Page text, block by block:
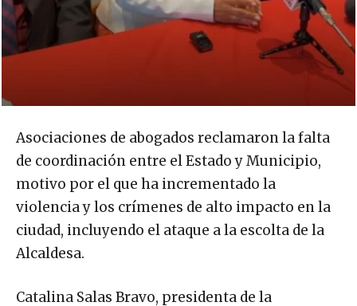
Asociaciones de abogados reclamaron la falta
de coordinación entre el Estado y Municipio,
motivo por el que ha incrementado la
violencia y los crímenes de alto impacto en la
ciudad, incluyendo el ataque a la escolta de la
Alcaldesa.
Catalina Salas Bravo, presidenta de la